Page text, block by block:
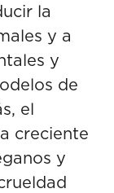
la
y a
y
de
el
creciente
y